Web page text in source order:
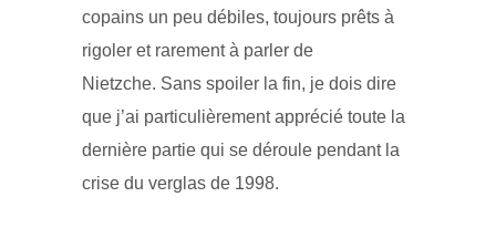
copains un peu débiles, toujours prêts à
rigoler et rarement à parler de
Nietzche. Sans spoiler la fin, je dois dire
que j’ai particulièrement apprécié toute la
dernière partie qui se déroule pendant la
crise du verglas de 1998.